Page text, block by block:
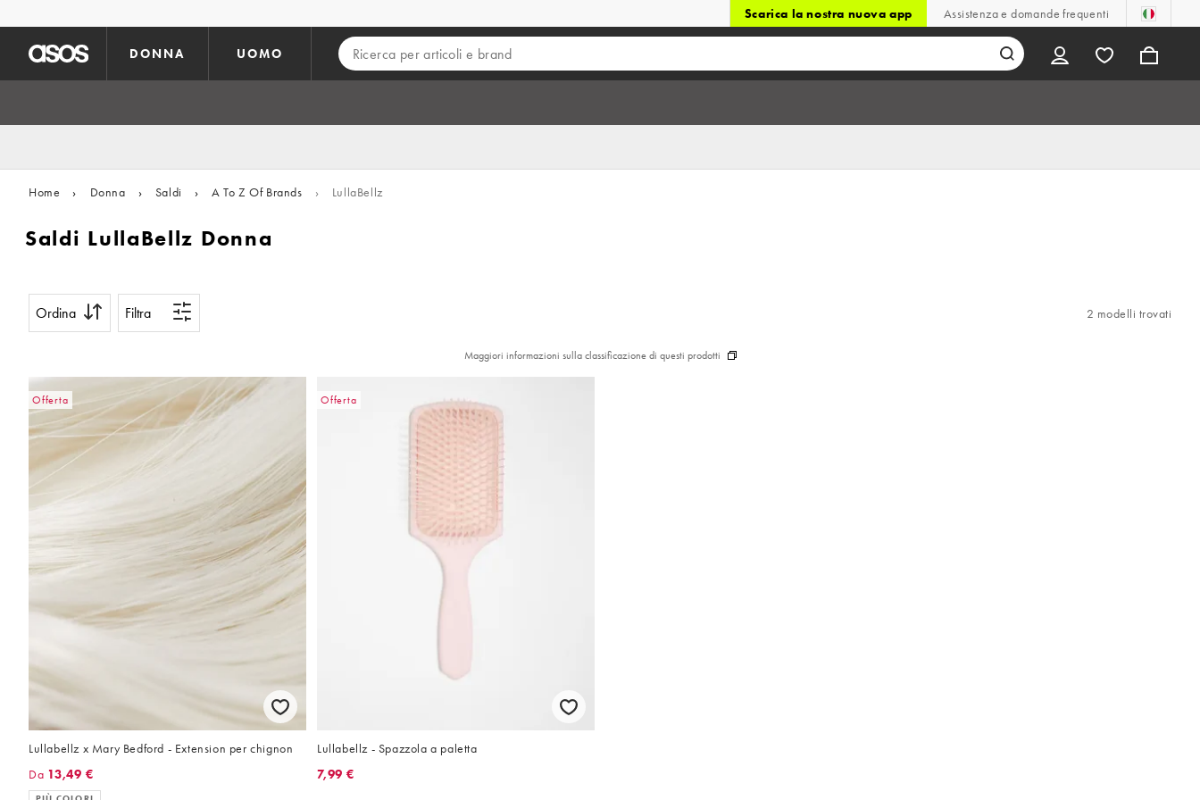
Scarica la nostra nuova app Assistenza e domande frequenti
DONNA UOMO
Home › Donna › Saldi › A To Z Of Brands › LullaBellz
Saldi LullaBellz Donna
Ordina Filtra 2 modelli trovati
Maggiori informazioni sulla classificazione di questi prodotti
Offerta
Lullabellz x Mary Bedford - Extension per chignon
Da 13,49 €
Offerta
Lullabellz - Spazzola a paletta
7,99 €